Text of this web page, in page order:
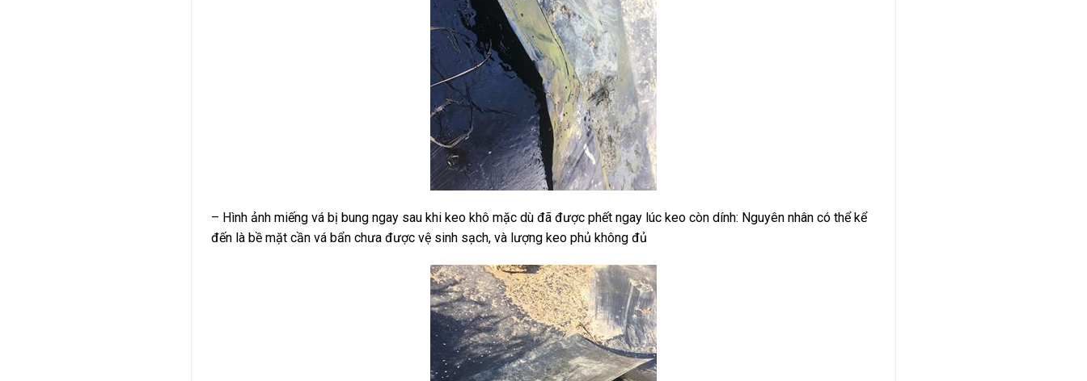
– Hình ảnh miếng vá bị bung ngay sau khi keo khô mặc dù đã được phết ngay lúc keo còn dính: Nguyên nhân có thể kể
đến là bề mặt cần vá bẩn chưa được vệ sinh sạch, và lượng keo phủ không đủ